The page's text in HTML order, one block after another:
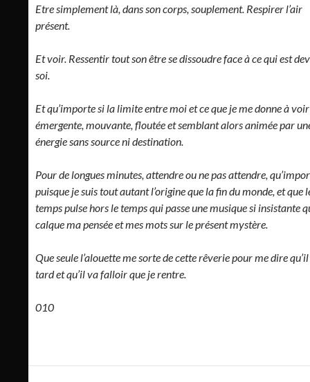
Etre simplement là, dans son corps, souplement. Respirer l’air
présent.
Et voir. Ressentir tout son être se dissoudre face à ce qui est
soi.
Et qu’importe si la limite entre moi et ce que je me donne à
émergente, mouvante, floutée et semblant alors animée par
énergie sans source ni destination.
Pour de longues minutes, attendre ou ne pas attendre,
puisque je suis tout autant l’origine que la fin du monde, et que
temps pulse hors le temps qui passe une musique si insistante
calque ma pensée et mes mots sur le présent mystère.
Que seule l’alouette me sorte de cette rêverie pour me dire
tard et qu’il va falloir que je rentre.
010